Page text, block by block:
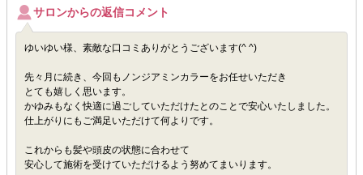
サロンからの返信コメント
ゆいゆい様、素敵な口コミありがとうございます(^ ^)
先々月に続き、今回もノンジアミンカラーをお任せいただき
とても嬉しく思います。
かゆみもなく快適に過ごしていただけたとのことで安心いたしました。
仕上がりにもご満足いただけて何よりです。
これからも髪や頭皮の状態に合わせて
安心して施術を受けていただけるよう努めてまいります。